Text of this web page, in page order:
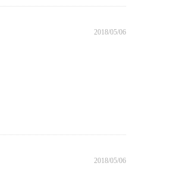
2018/05/06
2018/05/06